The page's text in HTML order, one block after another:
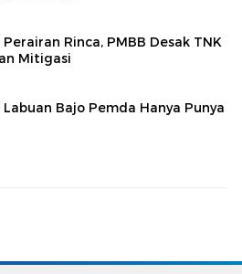
Rinca, PMBB Desak TNK
Mitigasi
Bajo Pemda Hanya Punya